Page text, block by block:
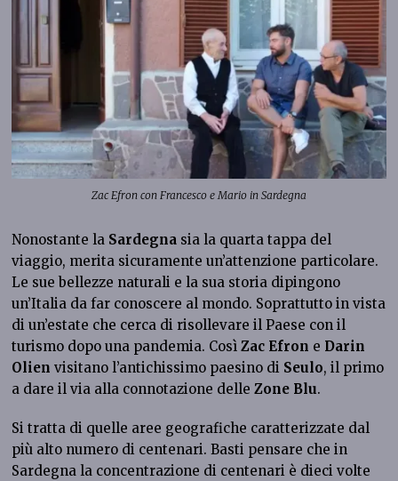
Zac Efron con Francesco e Mario in Sardegna
Nonostante la Sardegna sia la quarta tappa del
viaggio, merita sicuramente un’attenzione particolare.
Le sue bellezze naturali e la sua storia dipingono
un’Italia da far conoscere al mondo. Soprattutto in vista
di un’estate che cerca di risollevare il Paese con il
turismo dopo una pandemia. CosìZac Efron e Darin
Olien visitano l’antichissimo paesino di Seulo, il primo
a dare il via alla connotazione delleZone Blu.
Si tratta di quelle aree geografiche caratterizzate dal
più alto numero di centenari. Basti pensare che in
Sardegna la concentrazione di centenari è dieci volte